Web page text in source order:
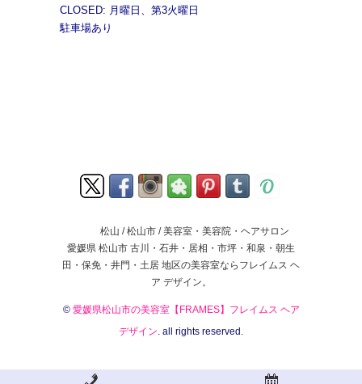
CLOSED: 月曜日、第3火曜日
駐車場あり
松山 / 松山市 / 美容室・美容院・ヘアサロン
愛媛県 松山市 古川・石井・居相・市坪・和泉・朝生
田・保免・井門・土居 地区の美容室ならフレイムス ヘ
ア デザイン。
© 愛媛県松山市の美容室【FRAMES】フレイムス ヘア
デザイン. all rights reserved.